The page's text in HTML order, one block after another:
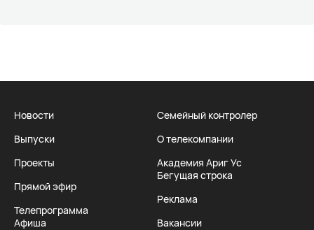
Новости
Выпуски
Проекты
Прямой эфир
Телепрограмма
Афиша
Семейный контролер
О телекомпании
Академия Ариг Ус
Бегущая строка
Реклама
Вакансии